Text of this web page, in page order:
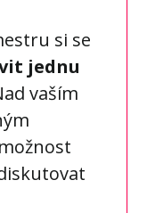
si se
jednu
vaším